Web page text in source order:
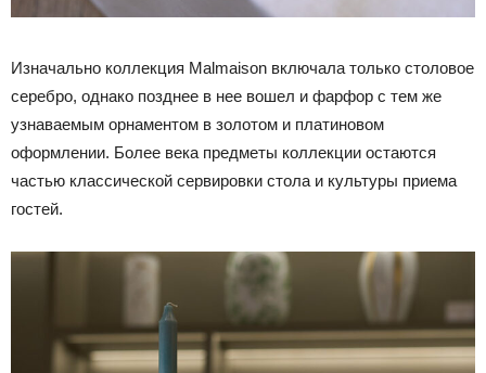
Изначально коллекция Malmaison включала только столовое
серебро, однако позднее в нее вошел и фарфор с тем же
узнаваемым орнаментом в золотом и платиновом
оформлении. Более века предметы коллекции остаются
частью классической сервировки стола и культуры приема
гостей.